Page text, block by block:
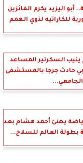
أبو اليزيد يكرم الفائزين
للكاراتيه لذوي الهمم
السكرتير المساعد
حادث جرجا بالمستشفى
الجامعي...
يهنئ أحمد هشام بعد
بطولة العالم للسلاح...